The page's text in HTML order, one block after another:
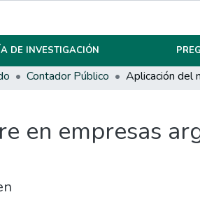
DE INVESTIGACIÓN
Contador Público
en empresas